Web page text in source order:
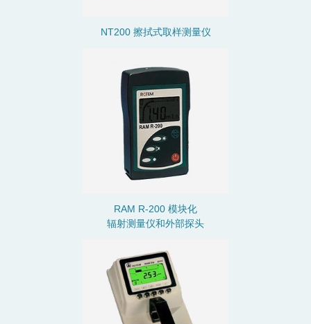
NT200 擦拭式取样测量仪
RAM R-200 模块化
辐射测量仪和外部探头